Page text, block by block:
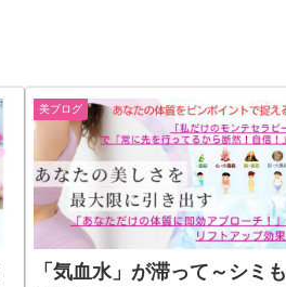
美ブログ
「気血水」が滞って～シミも